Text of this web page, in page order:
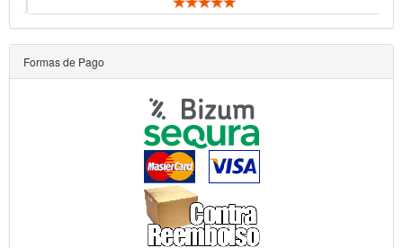
Formas de Pago